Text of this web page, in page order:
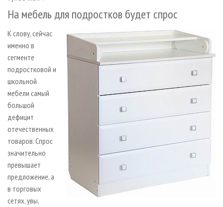
На мебель для подростков будет спрос
К слову, сейчас
именно в
сегменте
подростковой и
школьной
мебели самый
большой
дефицит
отечественных
товаров. Спрос
значительно
превышает
предложение, а
в торговых
сетях, увы,